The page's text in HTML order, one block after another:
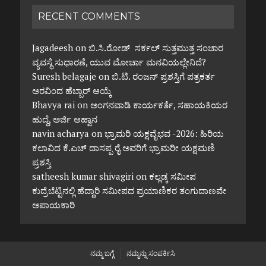
RECENT COMMENTS
Jagadeeshon ಬಿ.ಸಿ.ರೋಡ್ ಸರ್ಕಲ್ ಸುತ್ತಮುತ್ತ ಸಂಚಾರ
ವ್ಯವಸ್ಥೆ ಸುಧಾರಣೆ, ಯುವ ಮೋರ್ಚಾ ಮನವಿಯಲ್ಲೇನಿದೆ?
Suresh belagaje on ಬಿ.ಟಿ. ರಂಜನ್ ಪ್ರಶಸ್ತಿಗೆ ಪತ್ರಕರ್ತ
ಅರವಿಂದ ಹೆಬ್ಬಾರ್ ಆಯ್ಕೆ
Bhavya raion ಅಂಗನವಾಡಿ ಕಾರ್ಯಕರ್ತೆ, ಸಹಾಯಕಿಯರ
ಹುದ್ದೆ, ಅರ್ಜಿ ಆಹ್ವಾನ
navin acharya on ಭ್ರಾಮರಿ ಯಕ್ಷವೈಭವ -2026: ಹಿರಿಯ
ಕಲಾವಿದ ಕೆ.ಎಚ್ ದಾಸಪ್ಪ ರೈ ಅವರಿಗೆ ಭ್ರಾಮರೀ ಯಕ್ಷಮಣಿ
ಪ್ರಶಸ್ತಿ
satheesh kumar shivagirion ಕಲ್ಲಡ್ಕ ಸಮೀಪ
ಕುದ್ರೆಬೆಟ್ಟಿನಲ್ಲಿ ಹೆದ್ದಾರಿ ಸಮೀಪದ ಪ್ರಯಾಣಿಕರ ತಂಗುದಾಣವೇ
ಅಪಾಯಕಾರಿ
ನಮ್ಮ ಬಗ್ಗೆ ನಮ್ಮನ್ನು ಸಂಪರ್ಕಿಸಿ